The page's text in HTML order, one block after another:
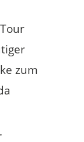
zum